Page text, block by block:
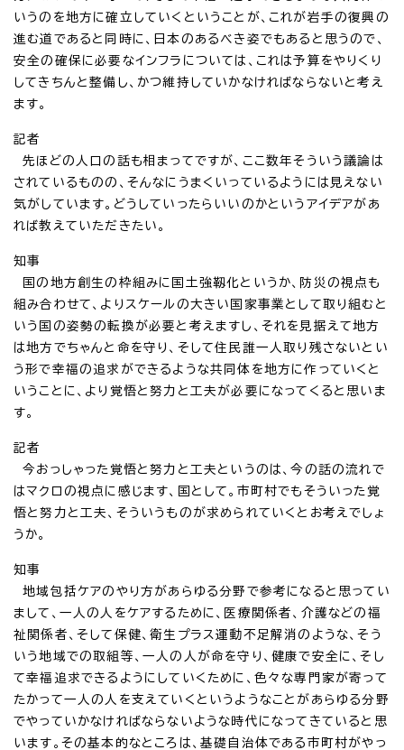
いうのを地方に確立していくということが、これが岩手の復興の
進む道であると同時に、日本のあるべき姿でもあると思うので、
安全の確保に必要なインフラについては、これは予算をやりくり
してきちんと整備し、かつ維持していかなければならないと考え
ます。
記者
先ほどの人口の話も相まってですが、ここ数年そういう議論は
されているものの、そんなにうまくいっているようには見えない
気がしています。どうしていったらいいのかというアイデアがあ
れば教えていただきたい。
知事
国の地方創生の枠組みに国土強靱化というか、防災の視点も
組み合わせて、よりスケールの大きい国家事業として取り組むと
いう国の姿勢の転換が必要と考えますし、それを見据えて地方
は地方でちゃんと命を守り、そして住民誰一人取り残さないとい
う形で幸福の追求ができるような共同体を地方に作っていくと
いうことに、より覚悟と努力と工夫が必要になってくると思いま
す。
記者
今おっしゃった覚悟と努力と工夫というのは、今の話の流れで
はマクロの視点に感じます、国として。市町村でもそういった覚
悟と努力と工夫、そういうものが求められていくとお考えでしょ
うか。
知事
地域包括ケアのやり方があらゆる分野で参考になると思ってい
まして、一人の人をケアするために、医療関係者、介護などの福
祉関係者、そして保健、衛生プラス運動不足解消のような、そう
いう地域での取組等、一人の人が命を守り、健康で安全に、そし
て幸福追求できるようにしていくために、色々な専門家が寄って
たかって一人の人を支えていくというようなことがあらゆる分野
でやっていかなければならないような時代になってきていると思
います。その基本的なところは、基礎自治体である市町村がやっ